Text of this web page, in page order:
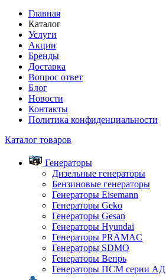
Главная
Каталог
Услуги
Акции
Бренды
Доставка
Вопрос ответ
Блог
Новости
Контакты
Политика конфиденциальности
Каталог товаров
Генераторы
Дизельные генераторы
Бензиновые генераторы
Генераторы Eisemann
Генераторы Geko
Генераторы Gesan
Генераторы Hyundai
Генераторы PRAMAC
Генераторы SDMO
Генераторы Вепрь
Генераторы ПСМ серии АД